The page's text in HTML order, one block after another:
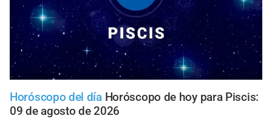
Horóscopo del día Horóscopo de hoy para Piscis:
09 de agosto de 2026